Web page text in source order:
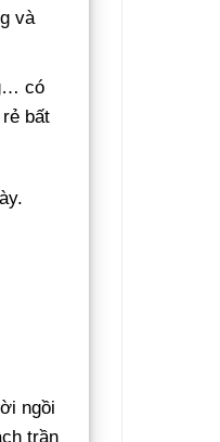
và
có
bất
ngồi
trần